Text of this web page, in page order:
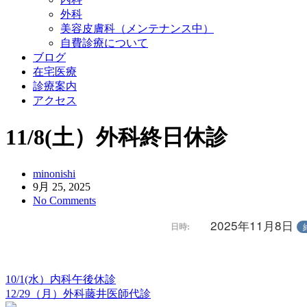
外科
美容皮膚科（メンテナンス中）
自費診療について
ブログ
在宅医療
診療案内
アクセス
11/8(土）外科終日休診
minonishi
9月 25, 2025
No Comments
日時: 2025年11月8日
10/1(水）内科午後休診
12/29（月）外科藤井医師代診